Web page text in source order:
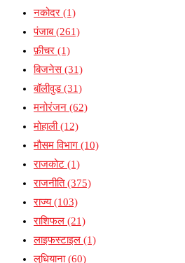
नकोदर (1)
पंजाब(261)
फ़ीचर (1)
बिजनेस(31)
बॉलीवुड(31)
मनोरंजन (62)
मोहाली(12)
मौसम विभाग (10)
राजकोट (1)
राजनीति(375)
राज्य(103)
राशिफल (21)
लाइफस्टाइल (1)
लुधियाना(60)